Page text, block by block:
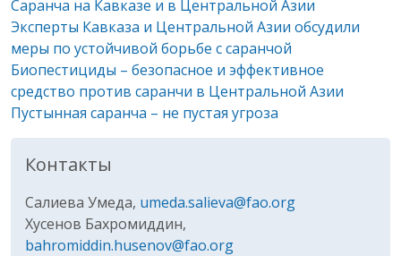
Саранча на Кавказе и в Центральной Азии
Эксперты Кавказа и Центральной Азии обсудили
меры по устойчивой борьбе с саранчой
Биопестициды – безопасное и эффективное
средство против саранчи в Центральной Азии
Пустынная саранча – не пустая угроза
Контакты
Салиева Умеда, umeda.salieva@fao.org
Хусенов Бахромиддин,
bahromiddin.husenov@fao.org